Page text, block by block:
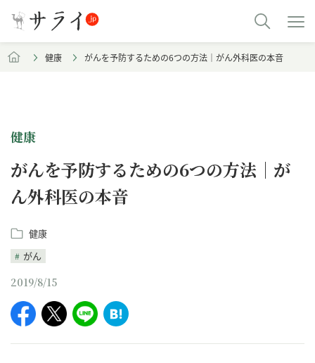
健康 がんを予防するための6つの方法｜がん外科医の本音
健康
がんを予防するための6つの方法｜が
ん外科医の本音
健康
がん
2019/8/15